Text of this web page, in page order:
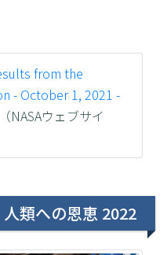
from the
- October 1, 2021 -
（NASAウェブサイ
類への恩恵 2022